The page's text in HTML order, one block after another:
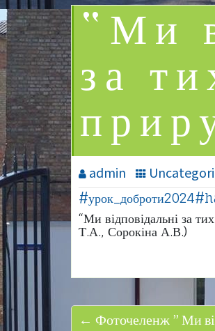
“Ми
за
admin
#урок_доброти2024
“Ми відповідальні за
Т.А., Сорокіна А.В.)
← Фоточеленж ” Ми